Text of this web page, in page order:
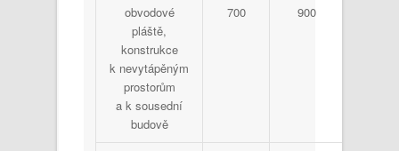
obvodové
pláště,
konstrukce
k nevytápěným
prostorům
a k sousední
budově
700 900